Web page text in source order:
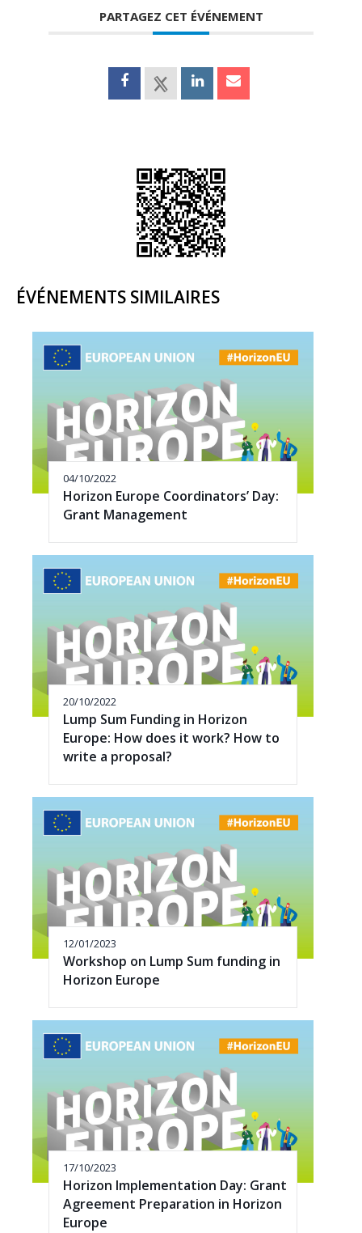
PARTAGEZ CET ÉVÉNEMENT
ÉVÉNEMENTS SIMILAIRES
04/10/2022
Horizon Europe Coordinators’ Day:
Grant Management
20/10/2022
Lump Sum Funding in Horizon
Europe: How does it work? How to
write a proposal?
12/01/2023
Workshop on Lump Sum funding in
Horizon Europe
17/10/2023
Horizon Implementation Day: Grant
Agreement Preparation in Horizon
Europe